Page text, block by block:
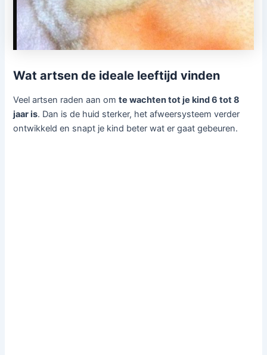
Wat artsen de ideale leeftijd vinden
Veel artsen raden aan omte wachten tot je kind 6 tot 8
jaar is. Dan is de huid sterker, het afweersysteem verder
ontwikkeld en snapt je kind beter wat er gaat gebeuren.